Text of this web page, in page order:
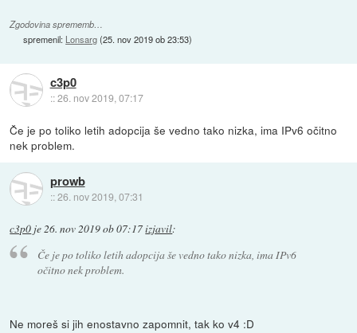
Zgodovina sprememb…
spremenil: Lonsarg(25. nov 2019 ob 23:53)
c3p0
::26. nov 2019, 07:17
Če je po toliko letih adopcija še vedno tako nizka, ima IPv6 očitno
nek problem.
prowb
::26. nov 2019, 07:31
c3p0 je26. nov 2019 ob 07:17izjavil:
Če je po toliko letih adopcija še vedno tako nizka, ima IPv6
očitno nek problem.
Ne moreš si jih enostavno zapomnit, tak ko v4 :D